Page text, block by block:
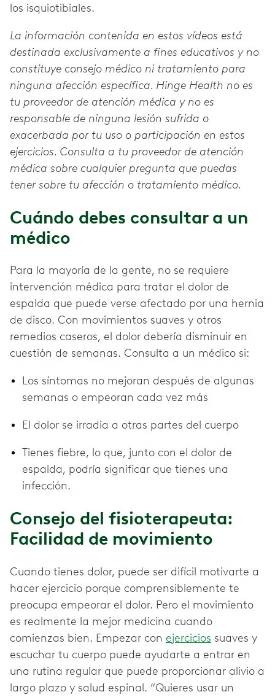
los isquiotibiales.
La información contenida en estos vídeos está
destinada exclusivamente a fines educativos y no
constituye consejo médico ni tratamiento para
ninguna afección específica. Hinge Health no es
tu proveedor de atención médica y no es
responsable de ninguna lesión sufrida o
exacerbada por tu uso o participación en estos
ejercicios. Consulta a tu proveedor de atención
médica sobre cualquier pregunta que puedas
tener sobre tu afección o tratamiento médico.
Cuándo debes consultar a un
médico
Para la mayoría de la gente, no se requiere
intervención médica para tratar el dolor de
espalda que puede verse afectado por una hernia
de disco. Con movimientos suaves y otros
remedios caseros, el dolor debería disminuir en
cuestión de semanas. Consulta a un médico si:
Los síntomas no mejoran después de algunas
semanas o empeoran cada vez más
El dolor se irradia a otras partes del cuerpo
Tienes fiebre, lo que, junto con el dolor de
espalda, podría significar que tienes una
infección.
Consejo del fisioterapeuta:
Facilidad de movimiento
Cuando tienes dolor, puede ser difícil motivarte a
hacer ejercicio porque comprensiblemente te
preocupa empeorar el dolor. Pero el movimiento
es realmente la mejor medicina cuando
comienzas bien. Empezar con ejercicios suaves y
escuchar tu cuerpo puede ayudarte a entrar en
una rutina regular que puede proporcionar alivio a
largo plazo y salud espinal. “Quieres usar un